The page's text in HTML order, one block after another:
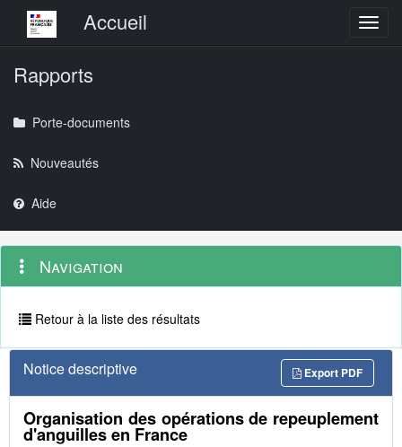
Menu principalAccueil
Rapports
Porte-documents
Nouveautés
Aide
Navigation
outils
Menu
contextuel
Navigation
Retour à la liste des résultats
Notice descriptive Export PDF
Organisation des opérations de repeuplement
d'anguilles en France